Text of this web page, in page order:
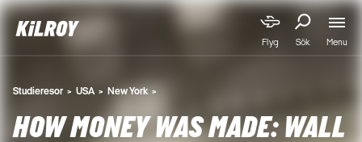
Flyg Sök Menu
Studieresor USA New York
HOW MONEY WAS MADE: WALL